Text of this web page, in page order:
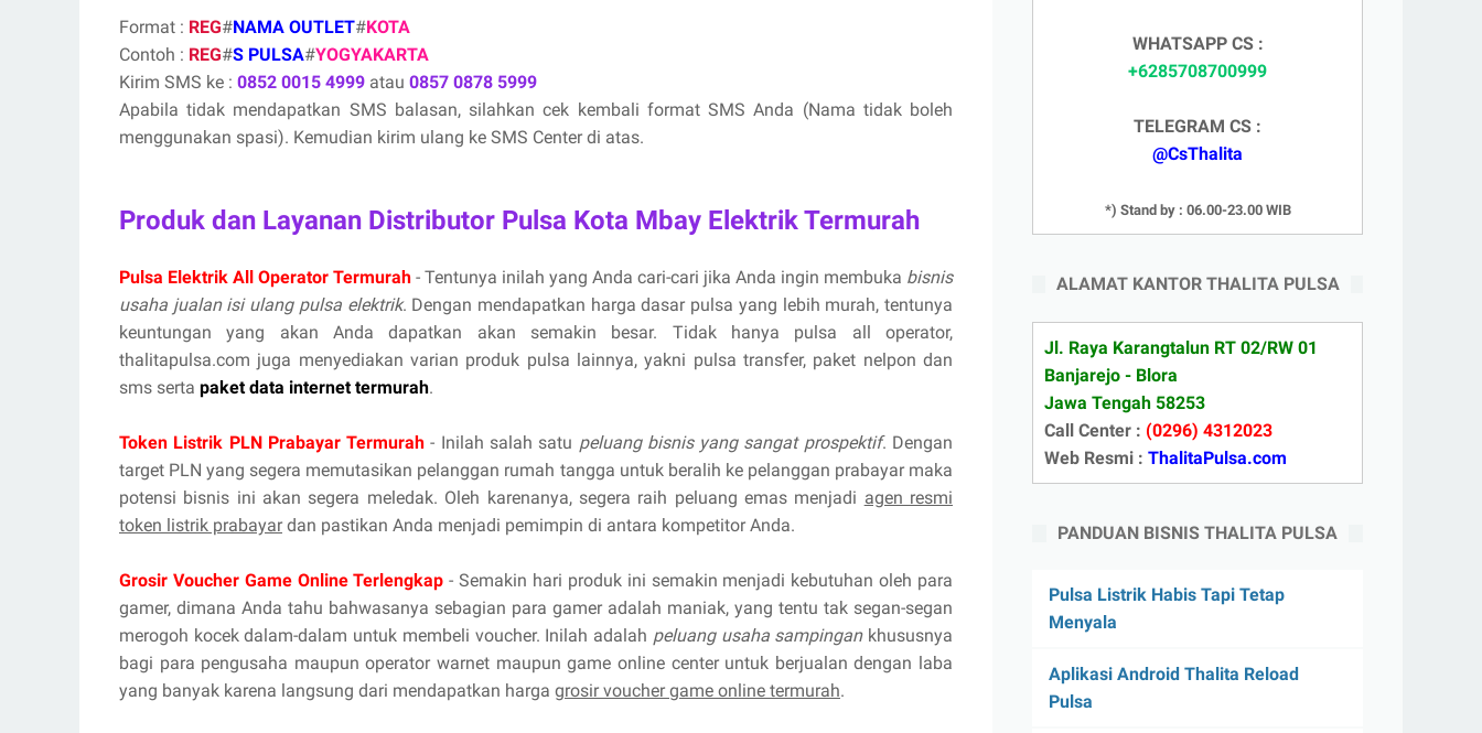
Format : REG#NAMA OUTLET#KOTA
Contoh : REG#S PULSA#YOGYAKARTA
Kirim SMS ke : 0852 0015 4999 atau 0857 0878 5999
Apabila tidak mendapatkan SMS balasan, silahkan cek kembali format SMS Anda (Nama tidak boleh
menggunakan spasi). Kemudian kirim ulang ke SMS Center di atas.
Produk dan Layanan Distributor Pulsa Kota Mbay Elektrik Termurah
Pulsa Elektrik All Operator Termurah - Tentunya inilah yang Anda cari-cari jika Anda ingin membuka bisnis
usaha jualan isi ulang pulsa elektrik. Dengan mendapatkan harga dasar pulsa yang lebih murah, tentunya
keuntungan yang akan Anda dapatkan akan semakin besar. Tidak hanya pulsa all operator,
thalitapulsa.com juga menyediakan varian produk pulsa lainnya, yakni pulsa transfer, paket nelpon dan
sms serta paket data internet termurah.
Token Listrik PLN Prabayar Termurah - Inilah salah satu peluang bisnis yang sangat prospektif. Dengan
target PLN yang segera memutasikan pelanggan rumah tangga untuk beralih ke pelanggan prabayar maka
potensi bisnis ini akan segera meledak. Oleh karenanya, segera raih peluang emas menjadi agen resmi
token listrik prabayardan pastikan Anda menjadi pemimpin di antara kompetitor Anda.
Grosir Voucher Game Online Terlengkap - Semakin hari produk ini semakin menjadi kebutuhan oleh para
gamer, dimana Anda tahu bahwasanya sebagian para gamer adalah maniak, yang tentu tak segan-segan
merogoh kocek dalam-dalam untuk membeli voucher. Inilah adalah peluang usaha sampingankhususnya
bagi para pengusaha maupun operator warnet maupun game online center untuk berjualan dengan laba
yang banyak karena langsung dari mendapatkan harga grosir voucher game online termurah.
WHATSAPP CS :
+6285708700999
TELEGRAM CS :
@CsThalita
*) Stand by : 06.00-23.00 WIB
ALAMAT KANTOR THALITA PULSA
Jl. Raya Karangtalun RT 02/RW 01
Banjarejo - Blora
Jawa Tengah 58253
Call Center : (0296) 4312023
Web Resmi : ThalitaPulsa.com
PANDUAN BISNIS THALITA PULSA
Pulsa Listrik Habis Tapi Tetap
Menyala
Aplikasi Android Thalita Reload
Pulsa